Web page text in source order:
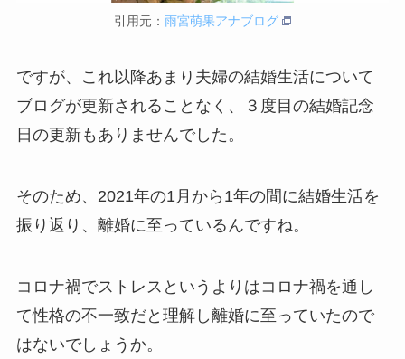
引用元： 雨宮萌果アナブログ
ですが、これ以降あまり夫婦の結婚生活について
ブログが更新されることなく、３度目の結婚記念
日の更新もありませんでした。
そのため、2021年の1月から1年の間に結婚生活を
振り返り、離婚に至っているんですね。
コロナ禍でストレスというよりはコロナ禍を通し
て性格の不一致だと理解し離婚に至っていたので
はないでしょうか。